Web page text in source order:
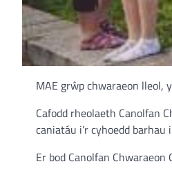
MAE grŵp chwaraeon lleol,
Cafodd rheolaeth Canolfan
caniatáu i’r cyhoedd
Er bod Canolfan